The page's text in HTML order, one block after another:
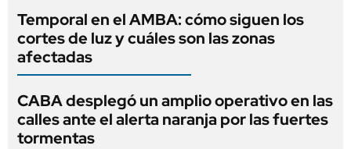
Temporal en el AMBA: cómo siguen los
cortes de luz y cuáles son las zonas
afectadas
CABA desplegó un amplio operativo en las
calles ante el alerta naranja por las fuertes
tormentas